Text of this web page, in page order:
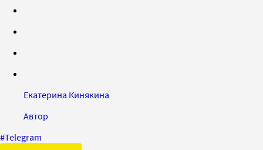
Екатерина Кинякина
Автор
#Telegram